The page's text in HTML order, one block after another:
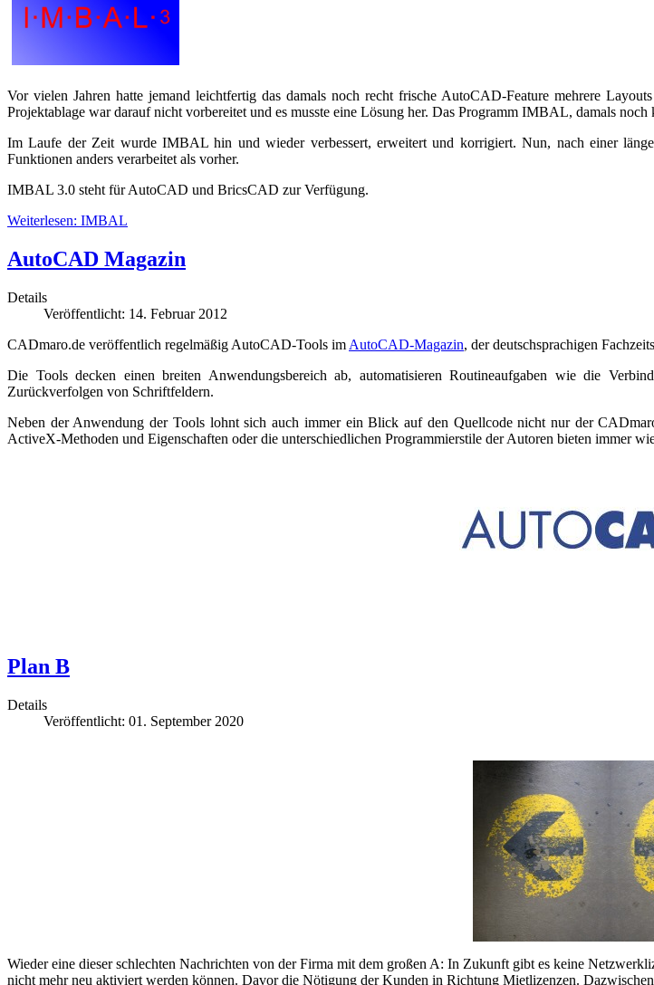
Vor vielen Jahren hatte jemand leichtfertig das damals noch recht frische AutoCAD-Feature mehrere
Projektablage war darauf nicht vorbereitet und es musste eine Lösung her. Das Programm IMBAL, damals
Im Laufe der Zeit wurde IMBAL hin und wieder verbessert, erweitert und korrigiert. Nun, nach einer
Funktionen anders verarbeitet als vorher.
IMBAL 3.0 steht für AutoCAD und BricsCAD zur Verfügung.
Weiterlesen: IMBAL
AutoCAD Magazin
Details
Veröffentlicht: 14. Februar 2012
CADmaro.de veröffentlich regelmäßig AutoCAD-Tools im AutoCAD-Magazin, der deutschsprachigen
Die Tools decken einen breiten Anwendungsbereich ab, automatisieren Routineaufgaben wie die
Zurückverfolgen von Schriftfeldern.
Neben der Anwendung der Tools lohnt sich auch immer ein Blick auf den Quellcode nicht nur der
ActiveX-Methoden und Eigenschaften oder die unterschiedlichen Programmierstile der Autoren bieten immer
Plan B
Details
Veröffentlicht: 01. September 2020
Wieder eine dieser schlechten Nachrichten von der Firma mit dem großen A: In Zukunft gibt es keine
nicht mehr neu aktiviert werden können. Davor die Nötigung derKunden in Richtung Mietlizenzen. D